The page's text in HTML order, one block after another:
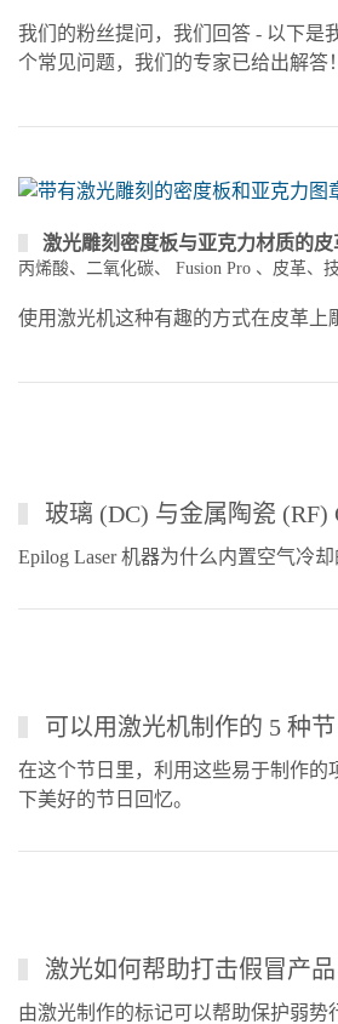
我们的粉丝提问，我们回答 - 以下是
个常见问题，我们的专家已给出解答！
激光雕刻密度板与亚克力材质的
丙烯酸、 二氧化碳、 Fusion Pro 、 皮革、
使用激光机这种有趣的方式在皮革上
玻璃 (DC) 与金属陶瓷 (RF)
Epilog Laser 机器为什么内置空气冷却
可以用激光机制作的 5 种
在这个节日里，利用这些易于制作的
下美好的节日回忆。
激光如何帮助打击假冒产品
由激光制作的标记可以帮助保护弱势